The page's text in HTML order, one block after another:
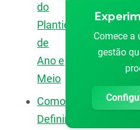
do
Plantio
de
Ano e
Meio
Como
Definir
Comece a
gestão